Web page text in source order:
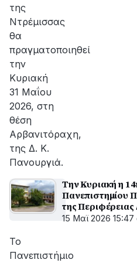
της
Ντρέμισσας
θα
πραγματοποιηθεί
την
Κυριακή
31 Μαΐου
2026, στη
θέση
Αρβανιτόραχη,
της Δ. Κ.
Πανουργιά.
Την Κυριακή η
Πανεπιστημίου
της
15 Μαϊ 2026 15:47
Το
Πανεπιστήμιο